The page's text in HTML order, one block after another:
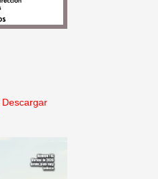
Descargar